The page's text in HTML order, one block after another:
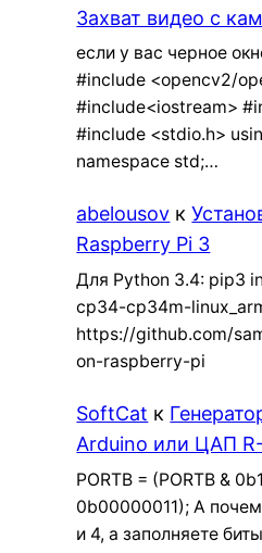
Захват видео с
если у вас черное
#include <opencv2/
#include<iostream>
#include <stdio.h>
namespace std;…
abelousov к
Raspberry Pi 3
Для Python 3.4: pip3
cp34-cp34m-
https://github.com/
on-raspberry-pi
SoftCat к
Arduino или ЦАП
PORTB = (PORTB &
0b00000011); А
и 4, а заполняете